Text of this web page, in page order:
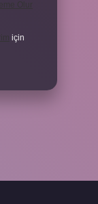
için